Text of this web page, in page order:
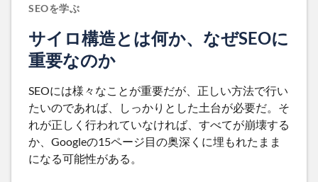
SEOを学ぶ
サイロ構造とは何か、なぜSEOに
重要なのか
SEOには様々なことが重要だが、正しい方法で行い
たいのであれば、しっかりとした土台が必要だ。そ
れが正しく行われていなければ、すべてが崩壊する
か、Googleの15ページ目の奥深くに埋もれたまま
になる可能性がある。